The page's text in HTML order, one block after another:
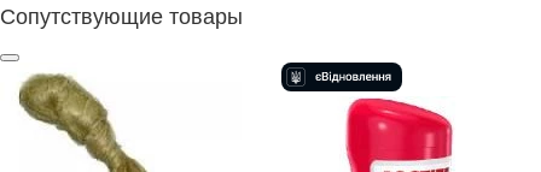
Сопутствующие товары